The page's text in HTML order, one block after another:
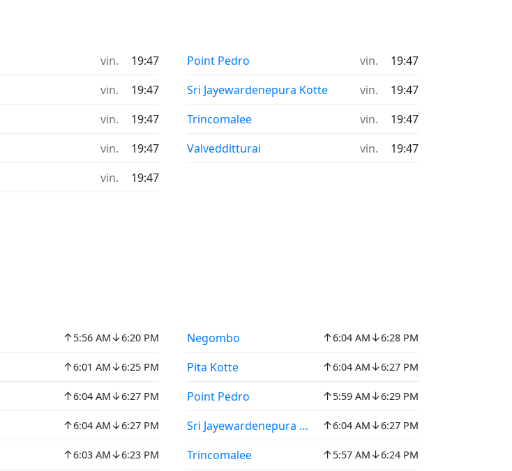
vin.
19:47
vin.
19:47
vin.
19:47
vin.
19:47
vin. 19:47
Point Pedro vin.
19:47
Sri Jayewardenepura Kotte
vin.
19:47
Trincomalee
vin.
19:47
Valvedditturai
vin. 19:47
↑5:56 AM↓6:20 PM
↑6:01 AM↓6:25 PM
↑6:04 AM↓6:27 PM
↑6:04 AM↓6:27 PM
↑6:03 AM↓6:23 PM
Negombo ↑6:04 AM↓6:28 PM
Pita Kotte ↑6:04 AM↓6:27 PM
Point Pedro ↑5:59 AM↓6:29 PM
Sri Jayewardenepura Kotte↑6:04 AM↓6:27 PM
Trincomalee ↑5:57 AM↓6:24 PM